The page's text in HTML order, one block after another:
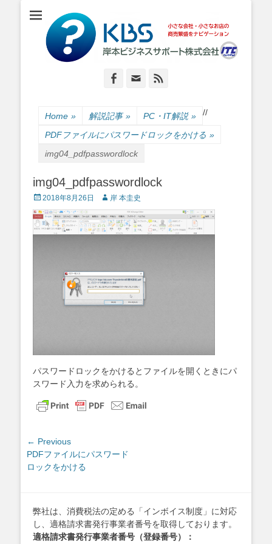
岸本ビジネスサポ
ート株式会社
小さな会社・小さなお店のIT経営をナビゲーション
Facebook
Email
Home » 解説記事 » /
PC・IT解説 » /
PDFファイルにパスワードロックをかける »
img04_pdfpasswordlock
img04_pdfpasswordlock
Posted
on
2018年8月26日 Author
岸 本圭史
パスワードロックをかけるとファイルを開くときにパ
スワード入力を求められる。
投
稿
ナ
ー
シ
← Previous
Previous
post:
PDFファイルにパスワード
ロックをかける
弊社は、消費税法の定める「インボイス制度」に対応
し、適格請求書発行事業者番号を取得しております。
適格請求書発行事業者番号（登録番号）：